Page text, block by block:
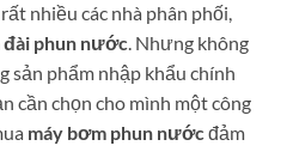
nhiều các nhà phân phối,
đài phun nước. Nhưng không
sản phẩm nhập khẩu chính
cần chọn cho mình một công
máy bơm phun nướcđảm